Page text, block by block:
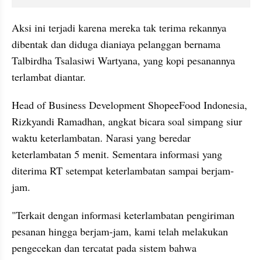
Aksi ini terjadi karena mereka tak terima rekannya
dibentak dan diduga dianiaya pelanggan bernama
Talbirdha Tsalasiwi Wartyana, yang kopi pesanannya
terlambat diantar.
Head of Business Development ShopeeFood Indonesia,
Rizkyandi Ramadhan, angkat bicara soal simpang siur
waktu keterlambatan. Narasi yang beredar
keterlambatan 5 menit. Sementara informasi yang
diterima RT setempat keterlambatan sampai berjam-
jam.
"Terkait dengan informasi keterlambatan pengiriman
pesanan hingga berjam-jam, kami telah melakukan
pengecekan dan tercatat pada sistem bahwa